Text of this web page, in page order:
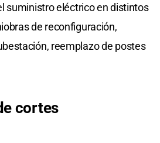
suministro eléctrico en distintos
de reconfiguración,
reemplazo de postes
cortes